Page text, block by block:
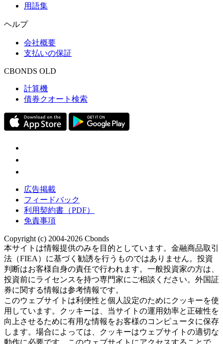
用語集
ヘルプ
会社概要
支払いの保証
CBONDS OLD
計算機
債券クオート検索
広告掲載
フィードバック
利用契約書（PDF）
免責事項
Copyright (c) 2004-2026 Cbonds
本サイトは情報提供のみを目的としています。金融商品取引
法（FIEA）に基づく勧誘を行うものではありません。投資
判断はお客様自身の責任で行われます。一般投資家の方は、
投資前にライセンスを持つ専門家にご相談ください。外国証
券に関する情報は参考情報です。
このウェブサイトは利便性と個人設定のためにクッキーを使
用しています。クッキーは、当サイトの運用効率と正確性を
向上させるために有用な情報をお客様のコンピュータに保存
します。場合によっては、クッキーはウェブサイトの適切な